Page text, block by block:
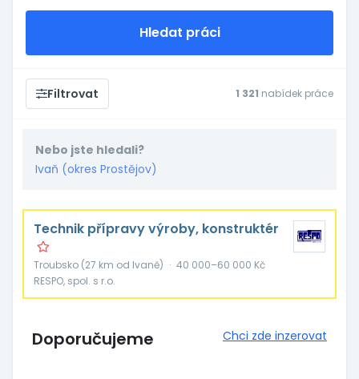
Hledat práci
Filtrovat 1 321 nabídek práce
Nebo jste hledali?
Ivaň (okres Prostějov)
Technik přípravy výroby, konstruktér
Troubsko (27 km od Ivaně) · 40 000–60 000 Kč
RESPO, spol. s r.o.
Doporučujeme Chci zde inzerovat